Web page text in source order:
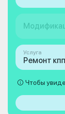
Услуга
Ремонт кпп
Чтобы